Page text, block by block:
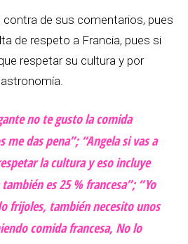
de sus comentarios, pues
de respeto a Francia, pues si
respetar su cultura y por
no te gusto la comida
das pena”; “Angela si vas a
la cultura y eso incluye
es 25 % francesa”; “Yo
frijoles, también necesito unos
comida francesa, No lo